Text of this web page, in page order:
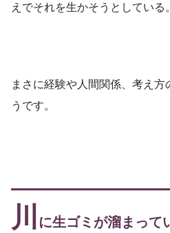
えでそれを生かそうとしている。
まさに経験や人間関係、考え
うです。
川 に生ゴミが溜まって